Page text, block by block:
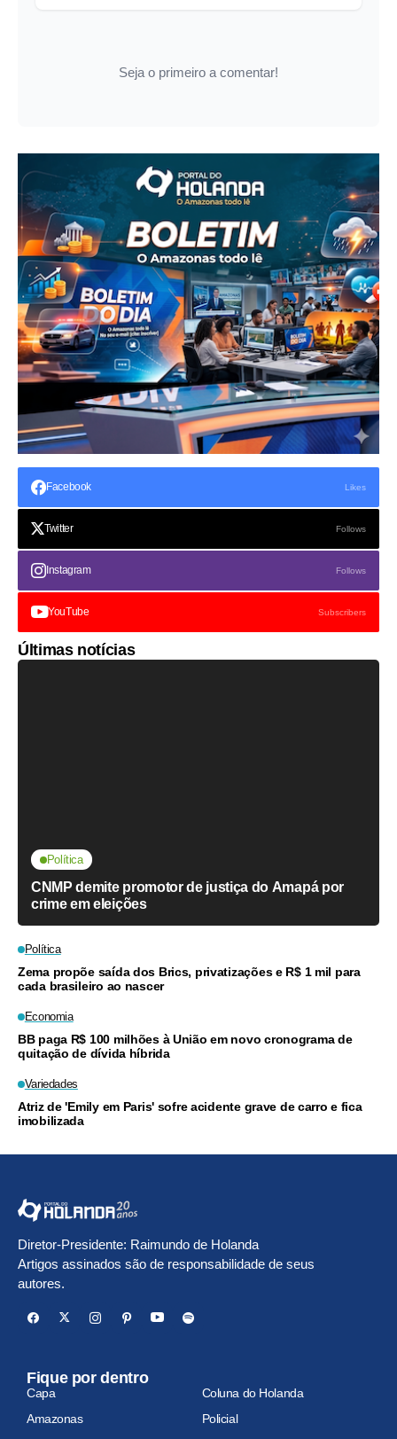
Seja o primeiro a comentar!
Facebook Likes
Twitter Follows
Instagram Follows
YouTube Subscribers
Últimas notícias
Política
CNMP demite promotor de justiça do Amapá por
crime em eleições
Política
Zema propõe saída dos Brics, privatizações e R$ 1 mil para
cada brasileiro ao nascer
Economia
BB paga R$ 100 milhões à União em novo cronograma de
quitação de dívida híbrida
Variedades
Atriz de 'Emily em Paris' sofre acidente grave de carro e fica
imobilizada
Diretor-Presidente: Raimundo de Holanda
Artigos assinados são de responsabilidade de seus
autores.
Fique por dentro
Capa
Coluna do Holanda
Amazonas
Policial